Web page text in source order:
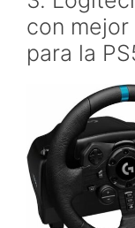
con
para la